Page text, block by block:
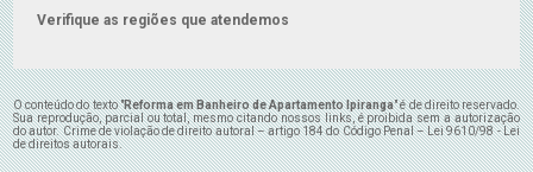
Verifique as regiões que atendemos
O conteúdo do texto "Reforma em Banheiro de Apartamento Ipiranga" é de direito reservado.
Sua reprodução, parcial ou total, mesmo citando nossos links, é proibida sem a autorização
do autor. Crime de violação de direito autoral – artigo 184 do Código Penal –Lei 9610/98 - Lei
de direitos autorais.